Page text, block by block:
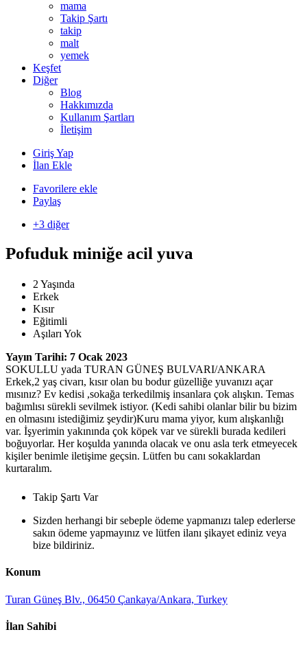
mama
Takip Şartı
takip
malt
yemek
Keşfet
Diğer
Blog
Hakkımızda
Kullanım Şartları
İletişim
Giriş Yap
İlan Ekle
Favorilere ekle
Paylaş
+3 diğer
Pofuduk miniğe acil yuva
2 Yaşında
Erkek
Kısır
Eğitimli
Aşıları Yok
Yayın Tarihi: 7 Ocak 2023
SOKULLU yada TURAN GÜNEŞ BULVARI/ANKARA
Erkek,2 yaş civarı, kısır olan bu bodur güzelliğe yuvanızı açar
mısınız? Ev kedisi ,sokağa terkedilmiş insanlara çok alışkın. Temas
bağımlısı sürekli sevilmek istiyor. (Kedi sahibi olanlar bilir bu bizim
en olmasını istediğimiz şeydir)Kuru mama yiyor, kum alışkanlığı
var. İşyerimin yakınında çok köpek var ve sürekli burada kedileri
boğuyorlar. Her koşulda yanında olacak ve onu asla terk etmeyecek
kişiler benimle iletişime geçsin. Lütfen bu canı sokaklardan
kurtaralım.
Takip Şartı Var
Sizden herhangi bir sebeple ödeme yapmanızı talep ederlerse
sakın ödeme yapmayınız ve lütfen ilanı şikayet ediniz veya
bize bildiriniz.
Konum
Turan Güneş Blv., 06450 Çankaya/Ankara, Turkey
İlan Sahibi